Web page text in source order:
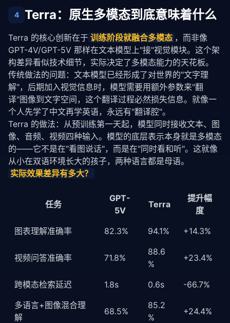
4 Terra：原生多模态到底意味着什么
Terra 的核心创新在于 训练阶段就融合多模态 ，而非像
GPT-4V/GPT-5V 那样在文本模型上"接"视觉模块。这个架
构差异看似技术细节，实际决定了多模态能力的天花板。
传统做法的问题：文本模型已经形成了对世界的"文字理
解"，后期加入视觉信息时，模型需要用额外参数来"翻
译"图像到文字空间，这个翻译过程必然损失信息。就像一
个人先学了中文再学英语，永远有"翻译腔"。
Terra 的做法：从预训练第一天起，模型同时接收文本、图
像、音频、视频四种输入。模型的底层表示本身就是多模态
的——它不是在"看图说话"，而是在"同时看和听"。这就像
从小在双语环境长大的孩子，两种语言都是母语。
实际效果差异有多大？
任务
GPT-
5V
Terra
提升幅
度
图表理解准确率
82.3% 94.1% +14.3%
视频问答准确率 71.8%
88.6
%
+23.4%
跨模态检索延迟 1.8s 0.6s
-66.7%
多语言+图像混合理
解
68.5%
85.2
%
+24.4%